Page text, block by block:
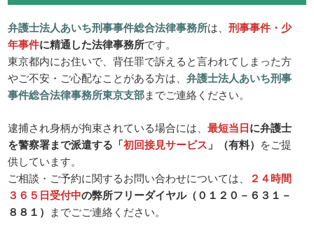
弁護士法人あいち刑事事件総合法律事務所は、刑事事件・少
年事件に精通した法律事務所です。
東京都内にお住いで、背任罪で訴えると言われてしまった方
やご不安・ご心配なことがある方は、弁護士法人あいち刑事
事件総合法律事務所東京支部までご連絡ください。
逮捕され身柄が拘束されている場合には、最短当日に弁護士
を警察署まで派遣する「初回接見サービス 」（有料） をご提
供しています。
ご相談・ご予約に関するお問い合わせについては、
２４時間
３６５日受付中の弊所フリーダイヤル（０１２０－６３１－
８８１） までごご連絡ください。